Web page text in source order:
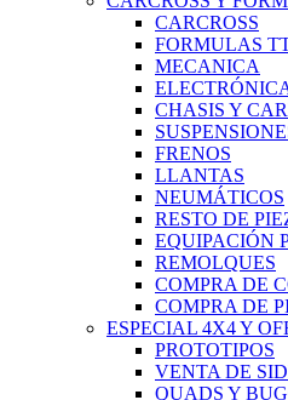
CARCROSS
FORMULAS
MECANICA
CHASIS Y
FRENOS
LLANTAS
NEUMÁTICOS
RESTO DE
EQUIPACIÓN
REMOLQUES
COMPRA DE
COMPRA DE
ESPECIAL 4X4 Y
PROTOTIPOS
VENTA DE
QUADS Y